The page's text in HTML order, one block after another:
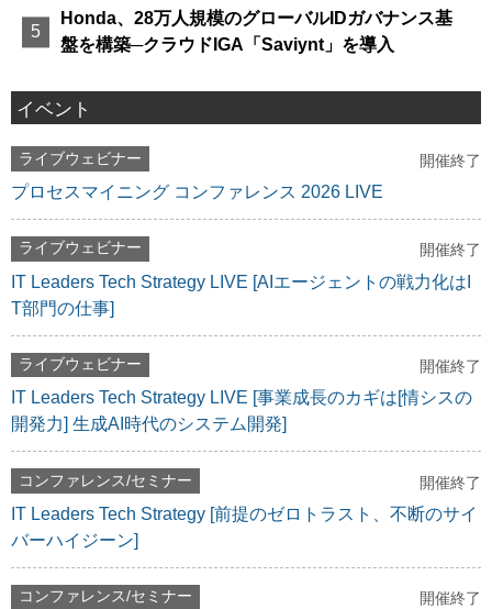
Honda、28万人規模のグローバルIDガバナンス基
盤を構築─クラウドIGA「Saviynt」を導入
イベント
ライブウェビナー 開催終了
プロセスマイニング コンファレンス 2026 LIVE
ライブウェビナー 開催終了
IT Leaders Tech Strategy LIVE [AIエージェントの戦力化はI
T部門の仕事]
ライブウェビナー 開催終了
IT Leaders Tech Strategy LIVE [事業成長のカギは[情シスの
開発力] 生成AI時代のシステム開発]
コンファレンス/セミナー 開催終了
IT Leaders Tech Strategy [前提のゼロトラスト、不断のサイ
バーハイジーン]
コンファレンス/セミナー 開催終了